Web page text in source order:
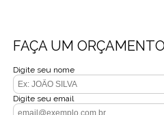
FAÇA UM ORÇAMENTO
Digite seu nome
Digite seu email